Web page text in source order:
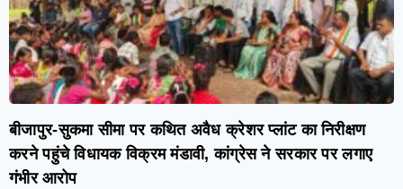
बीजापुर-सुकमा सीमा पर कथित अवैध क्रेशर प्लांट का निरीक्षण
करने पहुंचे विधायक विक्रम मंडावी, कांग्रेस ने सरकार पर लगाए
गंभीर आरोप